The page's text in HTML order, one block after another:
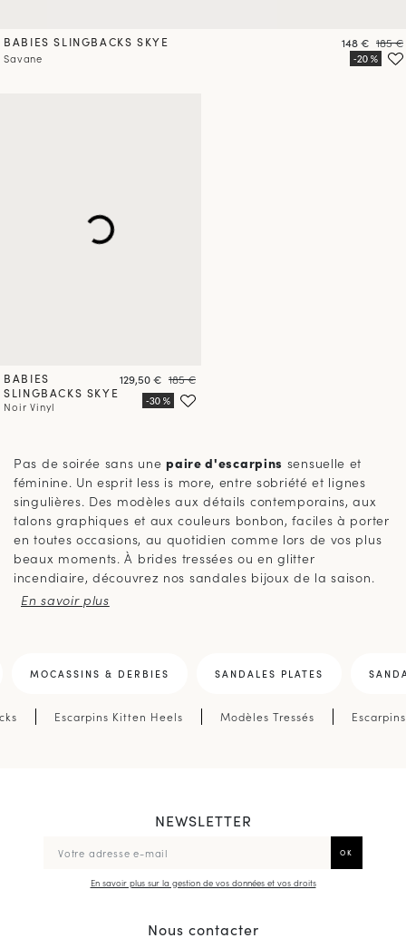
BABIES SLINGBACKS SKYE
Savane
Prix
148 € Prix
185 €
BABIES
SLINGBACKS SKYE
Noir Vinyl
Prix
129,50 € Prix
185 €
Pas de soirée sans unepaire d'escarpins sensuelle et
féminine. Un esprit less is more, entre sobriété et lignes
singulières. Des modèles aux détails contemporains, aux
talons graphiques et aux couleurs bonbon, faciles à porter
en toutes occasions, au quotidien comme lors de vos plus
beaux moments. À brides tressées ou en glitter
incendiaire, découvrez nos sandales bijoux de la saison.
MOCASSINS & DERBIES SANDALES PLATES
Escarpins Kitten Heels Modèles Tressés Escarpins
NEWSLETTER
En savoir plus sur la gestion de vos données et vos droits
Nous contacter